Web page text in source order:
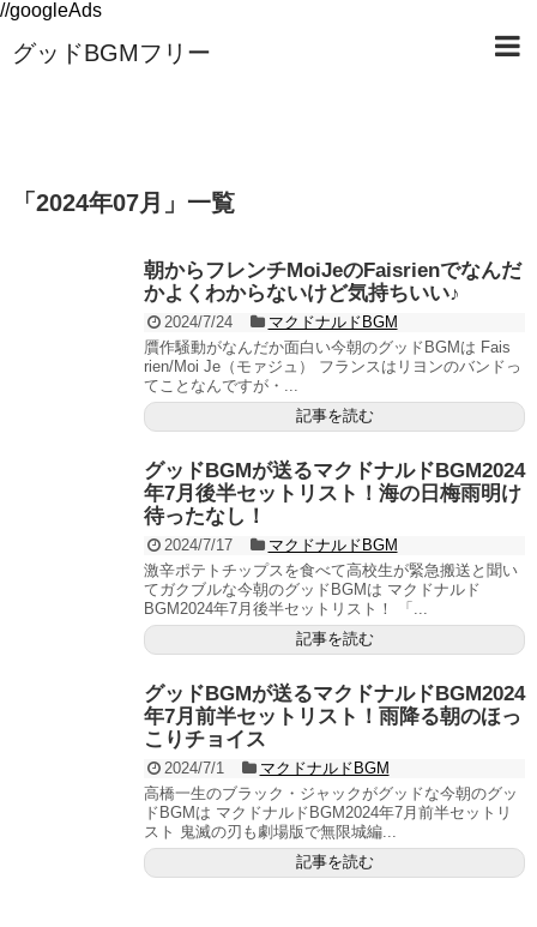
//googleAds
グッドBGMフリー
「 2024年07月 」 一覧
朝からフレンチMoiJeのFaisrienでなんだ
かよくわからないけど気持ちいい♪
2024/7/24
マクドナルドBGM
贋作騒動がなんだか面白い今朝のグッドBGMは Fais
rien/Moi Je（モァジュ） フランスはリヨンのバンドっ
てことなんですが・...
記事を読む
グッドBGMが送るマクドナルドBGM2024
年7月後半セットリスト！海の日梅雨明け
待ったなし！
2024/7/17
マクドナルドBGM
激辛ポテトチップスを食べて高校生が緊急搬送と聞い
てガクブルな今朝のグッドBGMは マクドナルド
BGM2024年7月後半セットリスト！ 「...
記事を読む
グッドBGMが送るマクドナルドBGM2024
年7月前半セットリスト！雨降る朝のほっ
こりチョイス
2024/7/1
マクドナルドBGM
高橋一生のブラック・ジャックがグッドな今朝のグッ
ドBGMは マクドナルドBGM2024年7月前半セットリ
スト 鬼滅の刃も劇場版で無限城編...
記事を読む